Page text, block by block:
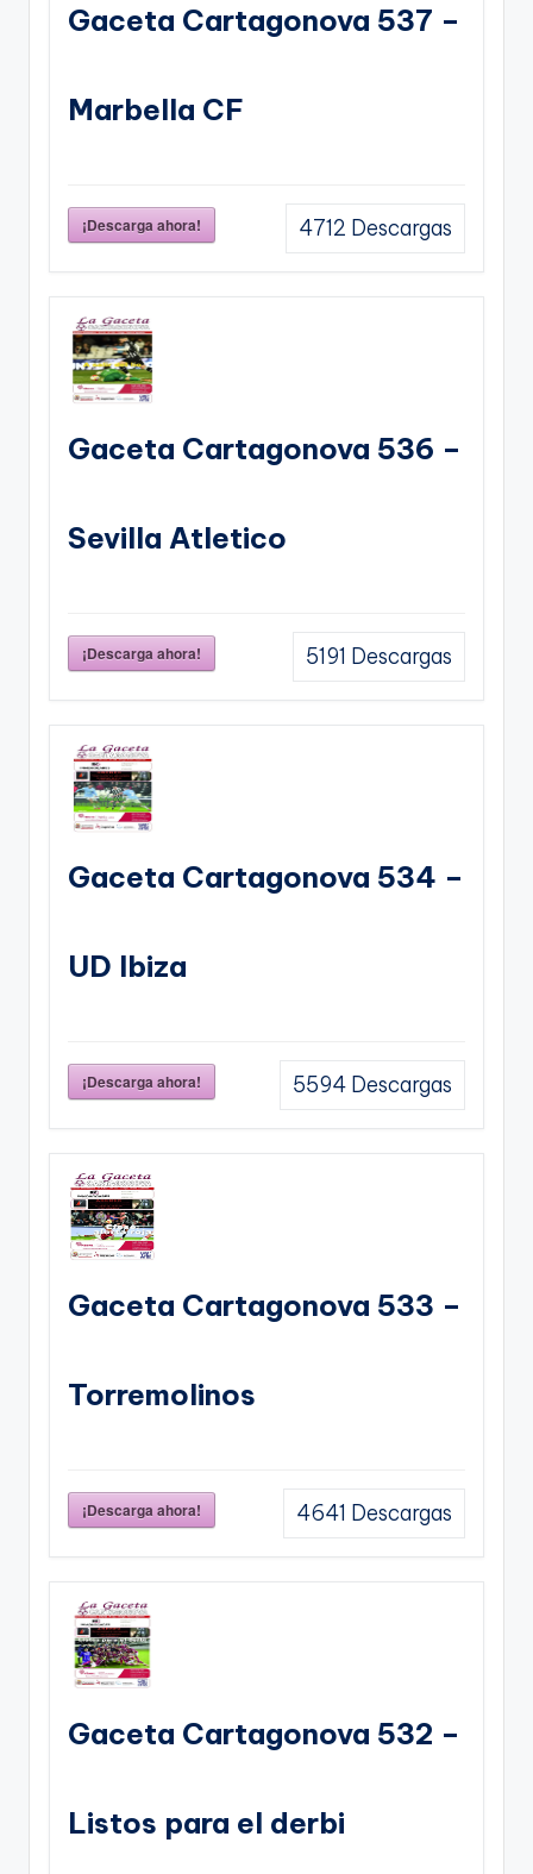
Gaceta Cartagonova 537 –
Marbella CF
¡Descarga ahora! 4712 Descargas
Gaceta Cartagonova 536 –
Sevilla Atletico
¡Descarga ahora! 5191 Descargas
Gaceta Cartagonova 534 –
UD Ibiza
¡Descarga ahora! 5594 Descargas
Gaceta Cartagonova 533 –
Torremolinos
¡Descarga ahora! 4641 Descargas
Gaceta Cartagonova 532 –
Listos para el derbi